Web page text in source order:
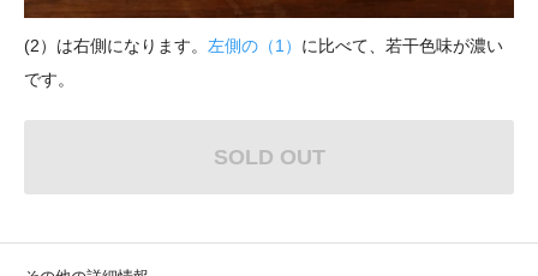
(2）は右側になります。 左側の（1） に比べて、若干色味が濃い
です。
SOLD OUT